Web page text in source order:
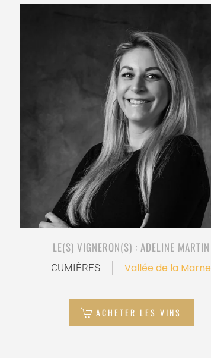
LE(S) VIGNERON(S) : ADELINE MARTIN
CUMIÈRES Vallée de la Marne
ACHETER LES VINS